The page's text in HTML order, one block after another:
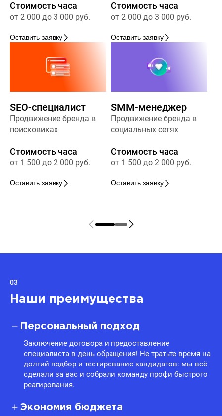
Стоимость часа
от 2 000 до 3 000 руб.
Оставить заявку
Стоимость часа
от 2 000 до 3 000 руб.
Оставить заявку
SEO-специалист
Продвижение бренда в
поисковиках
Стоимость часа
от 1 500 до 2 000 руб.
Оставить заявку
SMM-менеджер
Продвижение бренда в
социальных сетях
Стоимость часа
от 1 500 до 2 000 руб.
Оставить заявку
03
Наши преимущества
Персональный подход
Заключение договора и предоставление
специалиста в день обращения! Не тратьте время на
долгий подбор и тестирование кандидатов: мы всё
сделали за вас и собрали команду профи быстрого
реагирования.
Экономия бюджета